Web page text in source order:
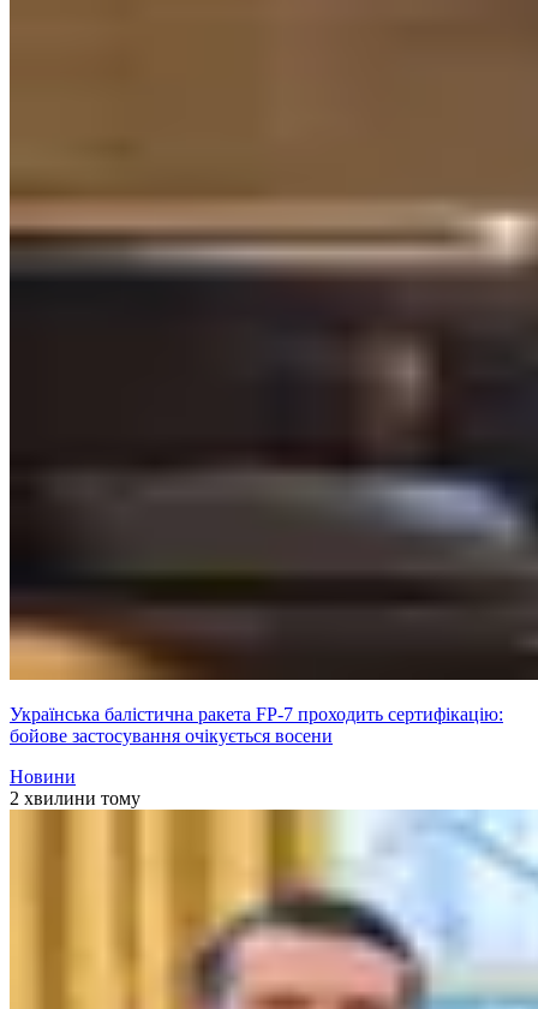
Українська балістична ракета FP-7 проходить сертифікацію:
бойове застосування очікується восени
Новини
2 хвилини тому